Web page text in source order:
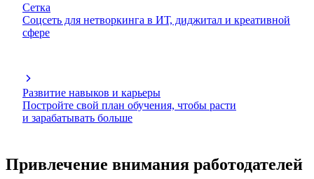
Сетка
Соцсеть для нетворкинга в ИТ, диджитал и креативной
сфере
Развитие навыков и карьеры
Постройте свой план обучения, чтобы расти
и зарабатывать больше
Привлечение внимания работодателей